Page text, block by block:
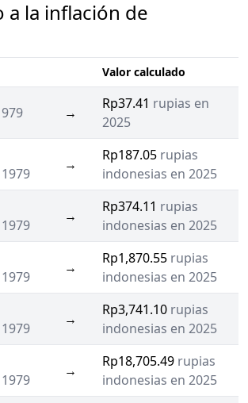
a la inflación de
Valor calculado
→
Rp37.41 rupias en
2025
→
Rp187.05 rupias
indonesias en 2025
→
Rp374.11 rupias
indonesias en 2025
→
Rp1,870.55 rupias
indonesias en 2025
→
Rp3,741.10 rupias
indonesias en 2025
→
Rp18,705.49 rupias
indonesias en 2025